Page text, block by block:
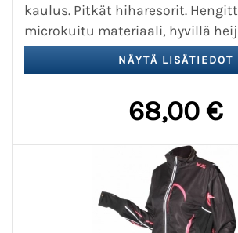
kaulus. Pitkät hiharesorit.
microkuitu materiaali, hyvillä
68,00 €